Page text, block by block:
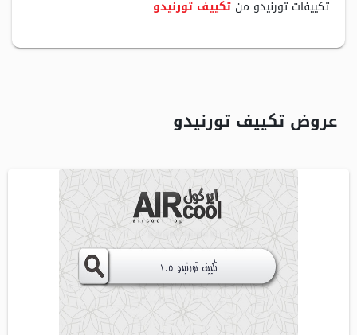
تكييفات تورنيدو من تكييف تورنيدو
عروض تكييف تورنيدو